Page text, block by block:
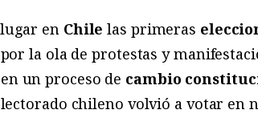
en Chile las primeras
por la ola de protestas y
un proceso de cambio
chileno volvió a votar en